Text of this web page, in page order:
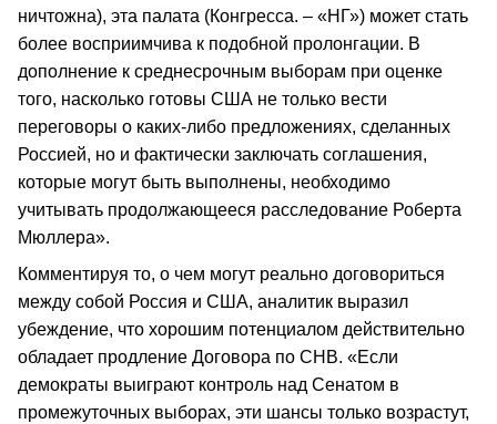
ничтожна), эта палата (Конгресса. – «НГ») может стать
более восприимчива к подобной пролонгации. В
дополнение к среднесрочным выборам при оценке
того, насколько готовы США не только вести
переговоры о каких-либо предложениях, сделанных
Россией, но и фактически заключать соглашения,
которые могут быть выполнены, необходимо
учитывать продолжающееся расследование Роберта
Мюллера».
Комментируя то, о чем могут реально договориться
между собой Россия и США, аналитик выразил
убеждение, что хорошим потенциалом действительно
обладает продление Договора по СНВ. «Если
демократы выиграют контроль над Сенатом в
промежуточных выборах, эти шансы только возрастут,